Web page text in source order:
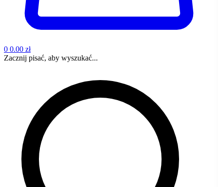
0 0.00 zł
Zacznij pisać, aby wyszukać...